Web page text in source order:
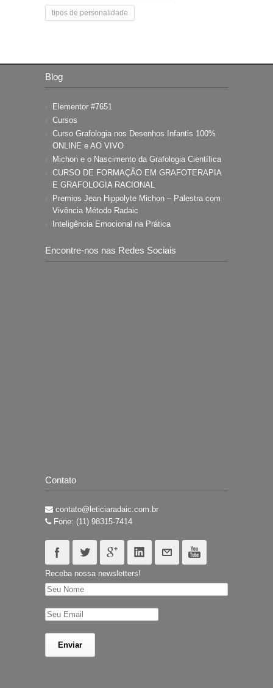
tipos de personalidade
Blog
Elementor #7651
Cursos
Curso Grafologia nos Desenhos Infantis 100%
ONLINE e AO VIVO
Michon e o Nascimento da Grafologia Científica
CURSO DE FORMAÇÃO EM GRAFOTERAPIA
E GRAFOLOGIA RACIONAL
Premios Jean Hippolyte Michon – Palestra com
Vivência Método Radaic
Inteligência Emocional na Prática
Encontre-nos nas Redes Sociais
Contato
contato@leticiaradaic.com.br
Fone: (11) 98315-7414
Receba nossa newsletters!